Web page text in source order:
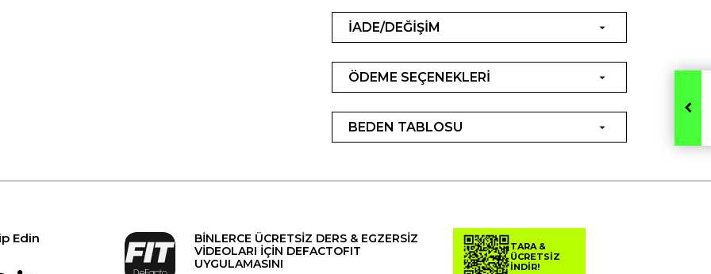
İADE/DEĞİŞİM
ÖDEME SEÇENEKLERİ
BEDEN TABLOSU
Edin
BİNLERCE ÜCRETSİZ DERS & EGZERSİZ
VİDEOLARI İÇİN DEFACTOFIT
UYGULAMASINI
TARA &
ÜCRETSİZ
İNDİR!